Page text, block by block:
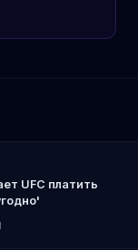
UFC платить